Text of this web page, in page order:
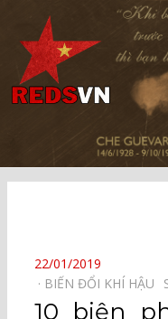
Kênh chia sẻ tri thức cộng đồng
POSTED
ON
22/01/2019
BIẾN ĐỔI KHÍ HẬU⠀
10 biện